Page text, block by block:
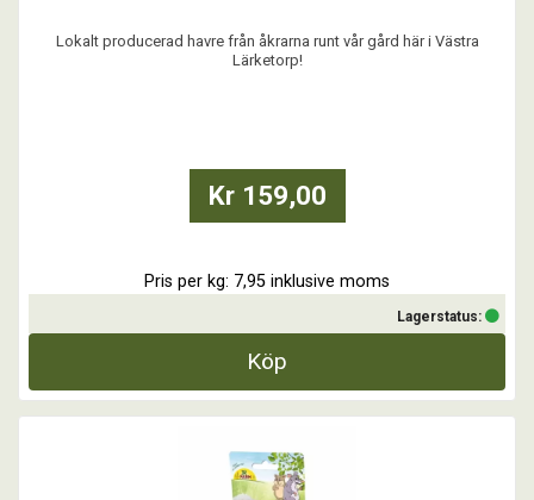
Lokalt producerad havre från åkrarna runt vår gård här i Västra
Lärketorp!
Kr 159,00
Pris per kg: 7,95 inklusive moms
Lagerstatus:
Köp